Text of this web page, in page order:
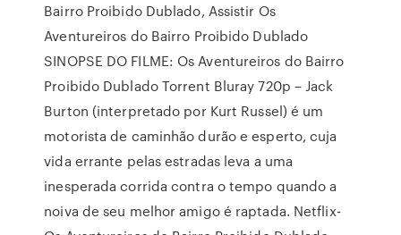
Bairro Proibido Dublado, Assistir Os
Aventureiros do Bairro Proibido Dublado
SINOPSE DO FILME: Os Aventureiros do Bairro
Proibido Dublado Torrent Bluray 720p – Jack
Burton (interpretado por Kurt Russel) é um
motorista de caminhão durão e esperto, cuja
vida errante pelas estradas leva a uma
inesperada corrida contra o tempo quando a
noiva de seu melhor amigo é raptada. Netflix-